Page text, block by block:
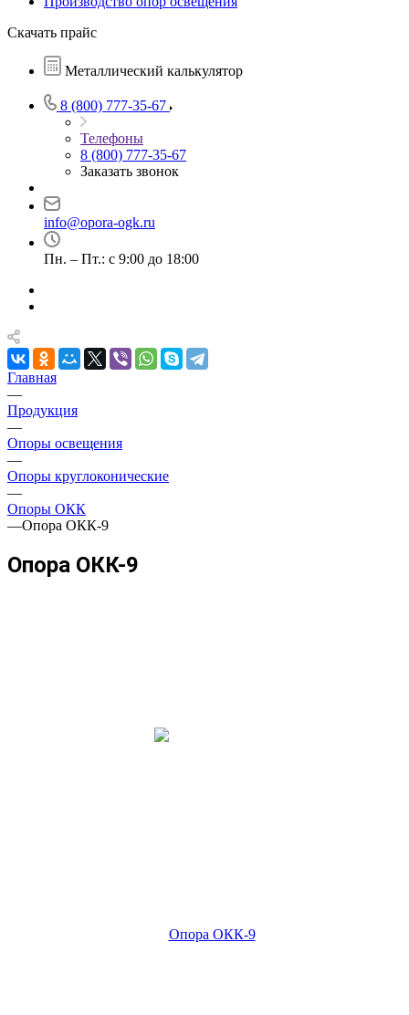
Скачать прайс
Металлический калькулятор
8 (800) 777-35-67
Телефоны
8 (800) 777-35-67
Заказать звонок
info@opora-ogk.ru
Пн. – Пт.: с 9:00 до 18:00
Главная
—
Продукция
—
Опоры освещения
—
Опоры круглоконические
—
Опоры ОКК
—Опора ОКК-9
Опора ОКК-9